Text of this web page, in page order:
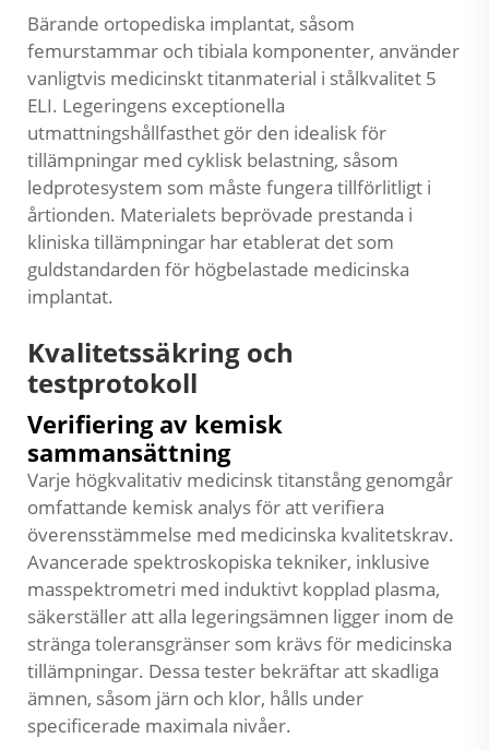
Bärande ortopediska implantat, såsom
femurstammar och tibiala komponenter, använder
vanligtvis medicinskt titanmaterial i stålkvalitet 5
ELI. Legeringens exceptionella
utmattningshållfasthet gör den idealisk för
tillämpningar med cyklisk belastning, såsom
ledprotesystem som måste fungera tillförlitligt i
årtionden. Materialets beprövade prestanda i
kliniska tillämpningar har etablerat det som
guldstandarden för högbelastade medicinska
implantat.
Kvalitetssäkring och
testprotokoll
Verifiering av kemisk
sammansättning
Varje högkvalitativ medicinsk titanstång genomgår
omfattande kemisk analys för att verifiera
överensstämmelse med medicinska kvalitetskrav.
Avancerade spektroskopiska tekniker, inklusive
masspektrometri med induktivt kopplad plasma,
säkerställer att alla legeringsämnen ligger inom de
stränga toleransgränser som krävs för medicinska
tillämpningar. Dessa tester bekräftar att skadliga
ämnen, såsom järn och klor, hålls under
specificerade maximala nivåer.